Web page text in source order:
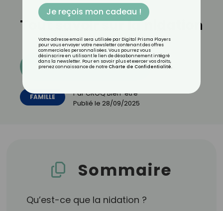
Tout savoir sur la nidation
Découvrez les 11 menus CROQ
FAMILLE ParCROQ Bien-être
Publié le 28/09/2025
Sommaire
Qu’est-ce que la nidation ?
Je reçois mon cadeau !
Votre adresse email sera utilisée par Digital Prisma Players
pour vous envoyer votre newsletter contenant des offres
commerciales personnalisées. Vous pourrez vous
désinscrire en utilisant le lien de désabonnement intégré
dans la newsletter. Pour en savoir plus et exercer vos droits,
prenez connaissance de notre Charte de Confidentialité.